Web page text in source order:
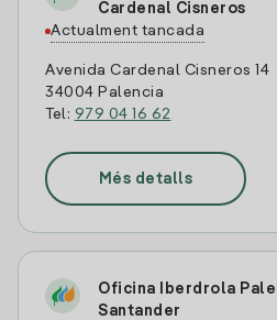
Cardenal Cisneros
Actualment tancada
Avenida Cardenal Cisneros 14
34004 Palencia
Tel: 979 04 16 62
Més detalls
Oficina Iberdrola
Santander